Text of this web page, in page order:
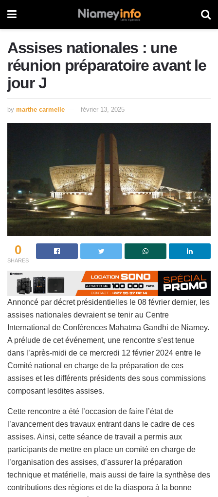
Assises nationales : une
réunion préparatoire avant le
jour J
by marthe carmelle février 13, 2025
0
SHARES
Annoncé par décret présidentielles le 08 février dernier, les
assises nationales devraient se tenir au Centre
International de Conférences Mahatma Gandhi de Niamey.
A prélude de cet événement, une rencontre s’est tenue
dans l’après-midi de ce mercredi 12 février 2024 entre le
Comité national en charge de la préparation de ces
assises et les différents présidents des sous commissions
composant lesdites assises.
Cette rencontre a été l’occasion de faire l’état de
l’avancement des travaux entrant dans le cadre de ces
assises. Ainsi, cette séance de travail a permis aux
participants de mettre en place un comité en charge de
l’organisation des assises, d’assurer la préparation
technique et matérielle, mais aussi de faire la synthèse des
contributions des régions et de la diaspora à la bonne